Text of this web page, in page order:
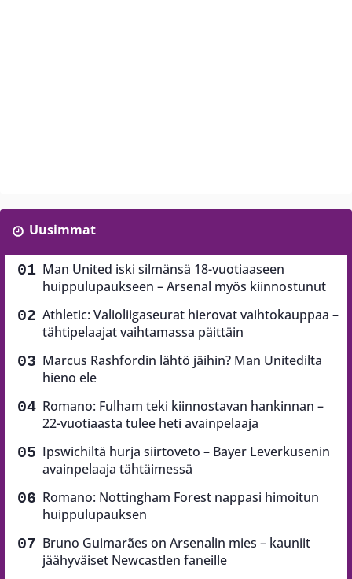
Uusimmat
Man United iski silmänsä 18-vuotiaaseen
huippulupaukseen – Arsenal myös kiinnostunut
Athletic: Valioliigaseurat hierovat vaihtokauppaa –
tähtipelaajat vaihtamassa päittäin
Marcus Rashfordin lähtö jäihin? Man Unitedilta
hieno ele
Romano: Fulham teki kiinnostavan hankinnan –
22-vuotiaasta tulee heti avainpelaaja
Ipswichiltä hurja siirtoveto – Bayer Leverkusenin
avainpelaaja tähtäimessä
Romano: Nottingham Forest nappasi himoitun
huippulupauksen
Bruno Guimarães on Arsenalin mies – kauniit
jäähyväiset Newcastlen faneille